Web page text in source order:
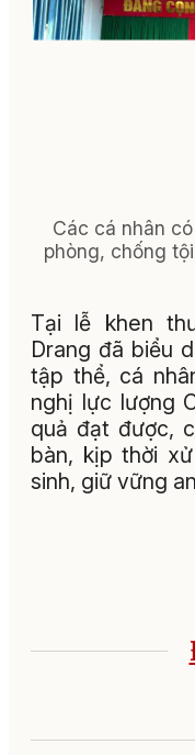
Các cá nhân
phòng, chống
Tại lễ khen
Drang đã biểu
tập thể, cá
nghị lực lượng
quả đạt được,
bàn, kịp thời
sinh, giữ vững